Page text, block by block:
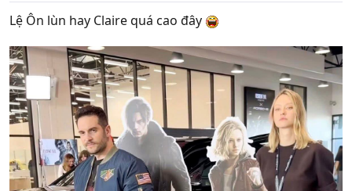
Lệ Ôn lùn hay Claire quá cao đây